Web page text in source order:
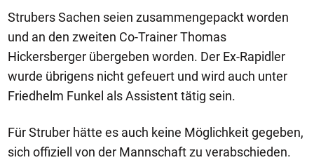
Strubers Sachen seien zusammengepackt worden
und an den zweiten Co-Trainer Thomas
Hickersberger übergeben worden. Der Ex-Rapidler
wurde übrigens nicht gefeuert und wird auch unter
Friedhelm Funkel als Assistent tätig sein.
Für Struber hätte es auch keine Möglichkeit gegeben,
sich offiziell von der Mannschaft zu verabschieden.